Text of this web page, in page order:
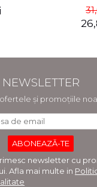
NEWSLETTER
și promoțiile
newsletter cu
Afla mai multe in